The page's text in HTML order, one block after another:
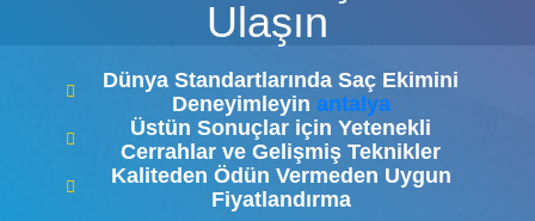
Ulaşın
Dünya Standartlarında Saç Ekimini
Deneyimleyin antalya
Üstün Sonuçlar için Yetenekli
Cerrahlar ve Gelişmiş Teknikler
Kaliteden Ödün Vermeden Uygun
Fiyatlandırma